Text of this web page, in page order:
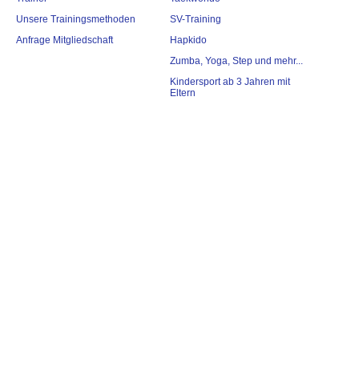
Unsere Trainingsmethoden
Anfrage Mitgliedschaft
SV-Training
Hapkido
Zumba, Yoga, Step und mehr...
Kindersport ab 3 Jahren mit
Eltern